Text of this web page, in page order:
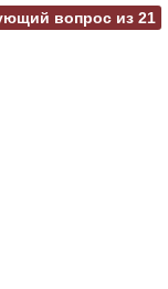
вопрос из 21